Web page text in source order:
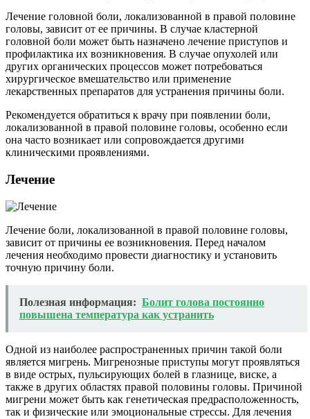
Лечение головной боли, локализованной в правой половине
головы, зависит от ее причины. В случае кластерной
головной боли может быть назначено лечение приступов и
профилактика их возникновения. В случае опухолей или
других органических процессов может потребоваться
хирургическое вмешательство или применение
лекарственных препаратов для устранения причины боли.
Рекомендуется обратиться к врачу при появлении боли,
локализованной в правой половине головы, особенно если
она часто возникает или сопровождается другими
клиническими проявлениями.
Лечение
Лечение боли, локализованной в правой половине головы,
зависит от причины ее возникновения. Перед началом
лечения необходимо провести диагностику и установить
точную причину боли.
Полезная информация: Болит голова постоянно
повышена температура как устранить
Одной из наиболее распространенных причин такой боли
является мигрень. Мигренозные приступы могут проявляться
в виде острых, пульсирующих болей в глазнице, виске, а
также в других областях правой половины головы. Причиной
мигрени может быть как генетическая предрасположенность,
так и физические или эмоциональные стрессы. Для лечения